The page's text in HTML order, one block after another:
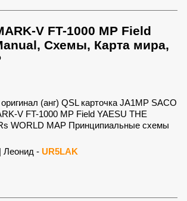
V FT-1000 MP Field
Схемы, Карта мира,
(анг) QSL карточка JA1MP SACO
V FT-1000 MP Field YAESU THE
WORLD MAP Принципиальные схемы
Леонид - UR5LAK